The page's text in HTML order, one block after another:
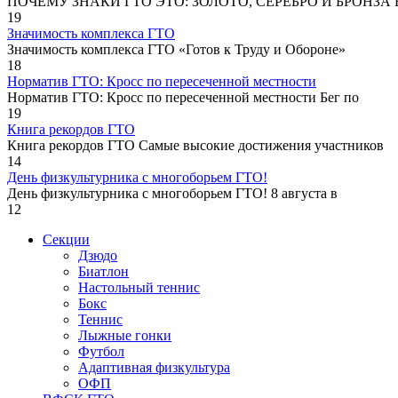
19
Значимость комплекса ГТО
Значимость комплекса ГТО «Готов к Труду и Обороне»
18
Норматив ГТО: Кросс по пересеченной местности
Норматив ГТО: Кросс по пересеченной местности Бег по
19
Книга рекордов ГТО
Книга рекордов ГТО Самые высокие достижения участников
14
День физкультурника с многоборьем ГТО!
День физкультурника с многоборьем ГТО! 8 августа в
12
Секции
Дзюдо
Биатлон
Настольный теннис
Бокс
Теннис
Лыжные гонки
Футбол
Адаптивная физкультура
ОФП